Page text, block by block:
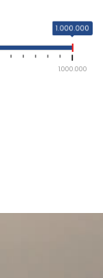
1.000.000
1.000.000